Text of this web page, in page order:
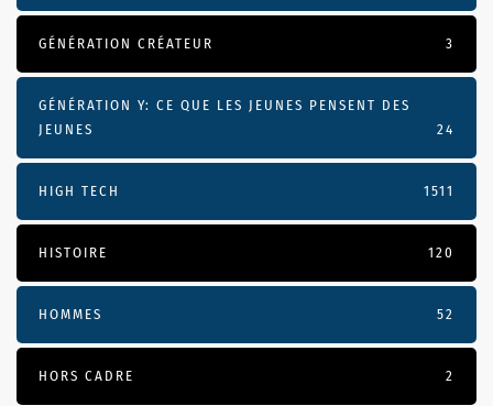
GÉNÉRATION CRÉATEUR 3
GÉNÉRATION Y: CE QUE LES JEUNES PENSENT DES
JEUNES
24
HIGH TECH 1511
HISTOIRE 120
HOMMES 52
HORS CADRE 2